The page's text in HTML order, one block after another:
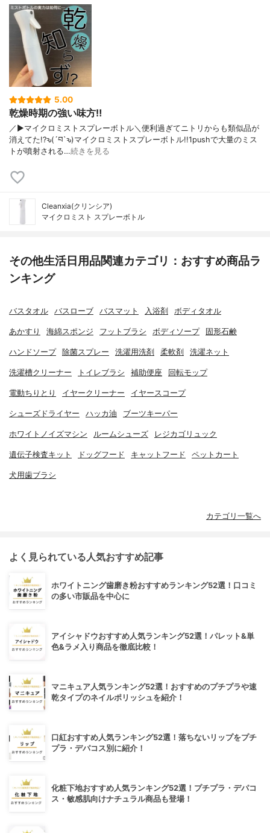
5.00
乾燥時期の強い味方‼︎
／▶︎マイクロミストスプレーボトル＼便利過ぎてニトリからも類似品が
消えてた!?ԅ(´བ`ԅ)マイクロミストスプレーボトル!!1pushで大量のミス
トが噴射される…続きを見る
Cleanxia(クリンシア)
マイクロミスト スプレーボトル
その他生活日用品関連カテゴリ：おすすめ商品ラ
ンキング
バスタオル バスローブ バスマット 入浴剤 ボディタオル
あかすり 海綿スポンジ フットブラシ ボディソープ 固形石鹸
ハンドソープ 除菌スプレー 洗濯用洗剤 柔軟剤 洗濯ネット
洗濯槽クリーナー トイレブラシ 補助便座 回転モップ
電動ちりとり イヤークリーナー イヤースコープ
シューズドライヤー ハッカ油 ブーツキーパー
ホワイトノイズマシン ルームシューズ レジカゴリュック
遺伝子検査キット ドッグフード キャットフード ペットカート
犬用歯ブラシ
カテゴリ一覧へ
よく見られている人気おすすめ記事
ホワイトニング歯磨き粉おすすめランキング52選！口コミ
の多い市販品を中心に
アイシャドウおすすめ人気ランキング52選！パレット&単
色&ラメ入り商品を徹底比較！
マニキュア人気ランキング52選！おすすめのプチプラや速
乾タイプのネイルポリッシュを紹介！
口紅おすすめ人気ランキング52選！落ちないリップをプチ
プラ・デパコス別に紹介！
化粧下地おすすめ人気ランキング52選！プチプラ・デパコ
ス・敏感肌向けナチュラル商品も登場！